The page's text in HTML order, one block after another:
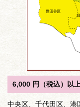
6,000 円（税込）以
中央区、千代田区、港